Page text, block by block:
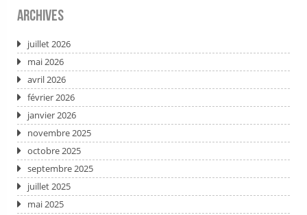
Archives
juillet 2026
mai 2026
avril 2026
février 2026
janvier 2026
novembre 2025
octobre 2025
septembre 2025
juillet 2025
mai 2025